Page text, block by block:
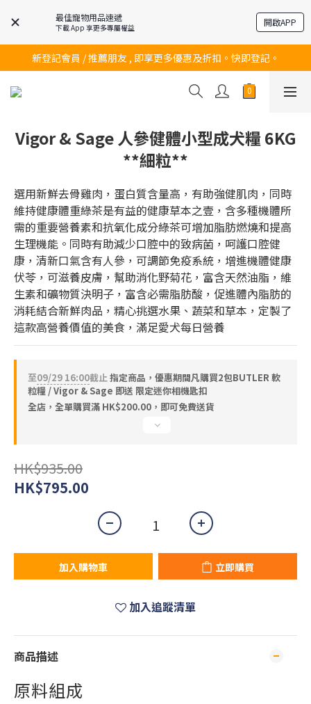
最佳寵物用品速遞
下載 App 享更多專屬權益 開啟APP
訂購滿$200 即可免費送貨!
訂購滿$200 即可免費送貨!
新登記會員 / 推薦朋友 , 即享更多優惠及折扣。快即登記。
訂購滿$200 即可免費送貨!
Vigor & Sage 人參健體小型成犬糧 6KG
**細粒**
選用新鮮去骨雞肉，蛋白質含量高，有助強健肌肉，同時
維持健康體重綠茶是有益的健康草本之壹，含多種機體所
需的重要營養素和抗氧化成分綠茶可增加脂肪燃燒和提高
生理機能。同時有助減少口腔中的致病菌，呵護口腔健
康，清新口氣含有人參，可調節免疫系統，增進機體健康
伏苓，可滋養皮膚，幫助消化野菊花，富含天然油脂，維
生素和礦物質決明子，富含必需脂肪酸，促進體內脂肪的
消耗結合新鮮肉品，精心挑選水果、蔬菜和草本，定製了
這款高營養價值的美食，滿足愛犬每日營養
至09/29 16:00截止指定商品，優惠期間凡購買2包BUTLER 軟
粒糧 / Vigor & Sage 即送 限定迷你相機匙扣
全店，全單購買滿 HK$200.00，即可免費送貨
HK$935.00
HK$795.00
加入購物車 立即購買
加入追蹤清單
商品描述
原料組成